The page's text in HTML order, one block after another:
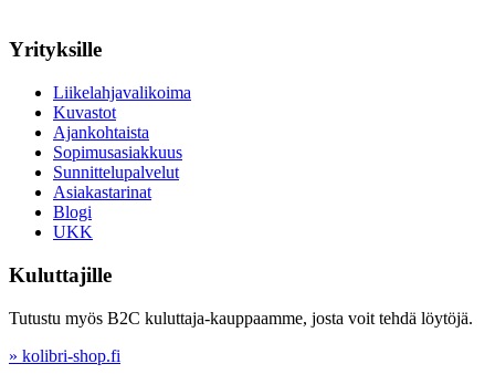
Yrityksille
Liikelahjavalikoima
Kuvastot
Ajankohtaista
Sopimusasiakkuus
Sunnittelupalvelut
Asiakastarinat
Blogi
UKK
Kuluttajille
Tutustu myös B2C kuluttaja-kauppaamme, josta voit tehdä löytöjä.
» kolibri-shop.fi